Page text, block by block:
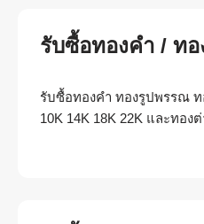
รับซื้อทองคำ / ทอ
รับซื้อทองคำ ทองรูปพรรณ ท
10K 14K 18K 22K และทอง